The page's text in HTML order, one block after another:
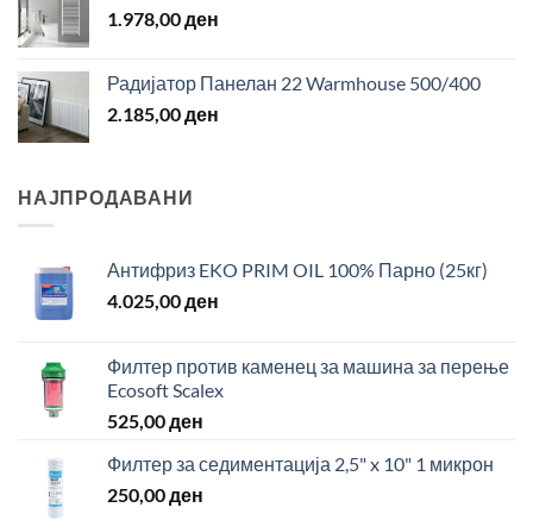
1.978,00ден
Радијатор Панелан 22 Warmhouse 500/400
2.185,00ден
НАЈПРОДАВАНИ
Антифриз EKO PRIM OIL 100% Парно (25кг)
4.025,00ден
Филтер против каменец за машина за перење
Ecosoft Scalex
525,00ден
Филтер за седиментација 2,5" x 10" 1 микрон
250,00ден